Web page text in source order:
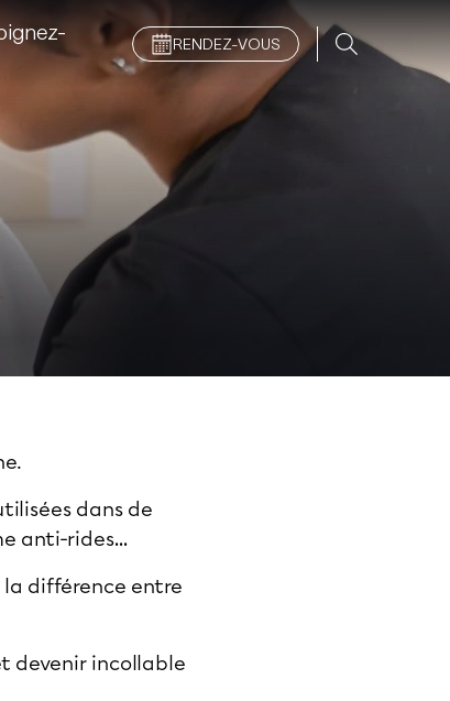
RENDEZ-VOUS
dans de
anti-rides…
la différence entre
devenir incollable